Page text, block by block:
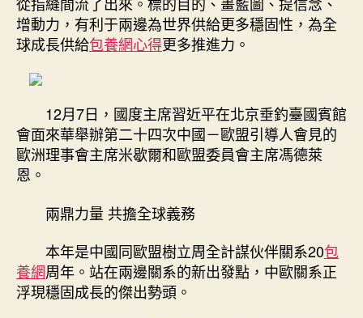
關
系
指
引〉
中
增動力，有利于兩邊為世界供給更多穩固性，為全
球成長供給包養網心得更多推進力。
12月7日，國度主席習近平在北京垂釣臺國賓館
會面來華舉辦第二十四次中國－歐盟引導人會見的
歐洲理事會主席米歇爾和歐盟委員會主席馮德萊
恩。
兩鼎力量 共擔全球義務
本年是中國同歐盟樹立周全計謀伙伴關系20包
養網周年。站在兩邊關系的新出發點，中歐關系正
浮現穩固成長的傑出勢頭。